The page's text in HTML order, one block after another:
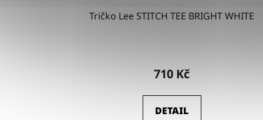
Tričko Lee STITCH TEE BRIGHT WHITE
710 Kč
DETAIL